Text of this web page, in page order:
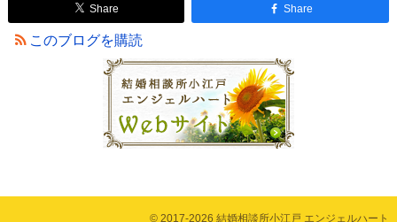
Share Share
このブログを購読
© 2017-2026 結婚相談所小江戸 エンジェルハート